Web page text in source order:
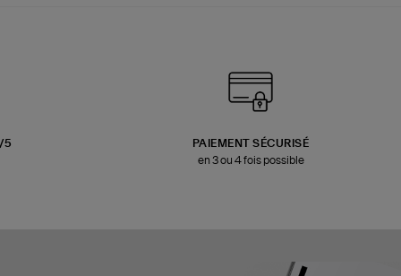
5
PAIEMENT SÉCURISÉ
en 3 ou 4 fois possible